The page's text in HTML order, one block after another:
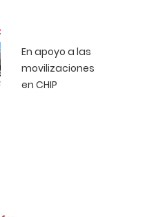
En apoyo a las
movilizaciones
en CHIP